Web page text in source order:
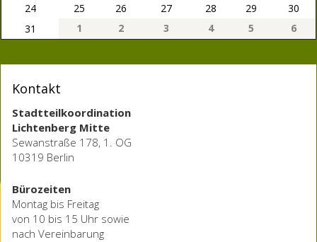
24
25 26 27 28 29
30
31
1 2 3 4 5 6
Kontakt
Stadtteilkoordination
Lichtenberg Mitte
Sewanstraße 178, 1. OG
10319 Berlin
Bürozeiten
Montag bis Freitag
von 10 bis 15 Uhr sowie
nach Vereinbarung